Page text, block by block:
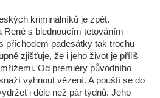
kriminálníků je zpět.
René s blednoucím tetováním
příchodem padesátky tak trochu
zjišťuje, že i jeho život je příliš
Od premiéry původního
vyhnout vězení. A pouští se do
i déle než pár týdnů. Jeho